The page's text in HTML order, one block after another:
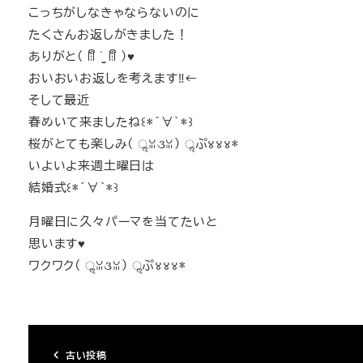
こっちがしなきゃならないのに
たくさんお返しがきました！
ありがと( ꈨຶ ˙̫̮ ꈨຶ )♥
おいおいお返しを考えます‼←
そして最近
春めいて来ましたね꒰*´∀`*꒱
桜がとても楽しみ( ॢꈍ૩ꈍ) ॢぷ४४४*
いよいよ来週土曜日は
結婚式꒰*´∀`*꒱
月曜日に久々パーマを当てたいと
思います♥
ワクワク( ॢꈍ૩ꈍ) ॢぷ४४४*
古い投稿